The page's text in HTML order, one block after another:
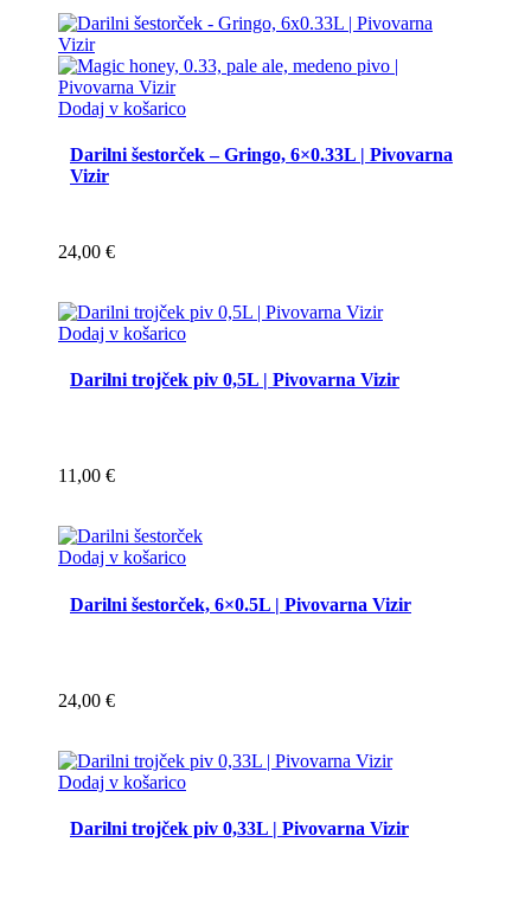
Dodaj v košarico
Darilni šestorček – Gringo, 6×0.33L | Pivovarna
Vizir
24,00 €
Dodaj v košarico
Darilni trojček piv 0,5L | Pivovarna Vizir
11,00 €
Dodaj v košarico
Darilni šestorček, 6×0.5L | Pivovarna Vizir
24,00 €
Dodaj v košarico
Darilni trojček piv 0,33L | Pivovarna Vizir